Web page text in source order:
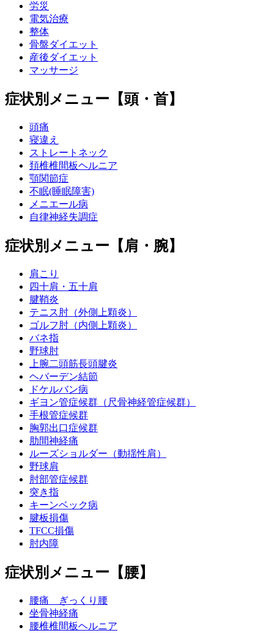
労災
電気治療
整体
骨盤ダイエット
産後ダイエット
マッサージ
症状別メニュー【頭・首】
頭痛
寝違え
ストレートネック
頚椎椎間板ヘルニア
顎関節症
不眠(睡眠障害)
メニエール病
自律神経失調症
症状別メニュー【肩・腕】
肩こり
四十肩・五十肩
腱鞘炎
テニス肘（外側上顆炎）
ゴルフ肘（内側上顆炎）
バネ指
野球肘
上腕二頭筋長頭腱炎
ヘバーデン結節
ドケルバン病
ギヨン管症候群（尺骨神経管症候群）
手根管症候群
胸郭出口症候群
肋間神経痛
ルーズショルダー（動揺性肩）
野球肩
肘部管症候群
突き指
キーンベック病
腱板損傷
TFCC損傷
肘内障
症状別メニュー【腰】
腰痛 ぎっくり腰
坐骨神経痛
腰椎椎間板ヘルニア